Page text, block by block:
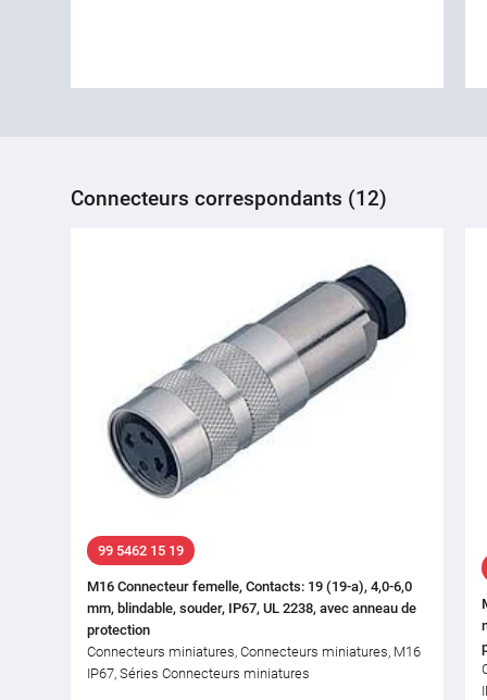
Connecteurs correspondants (12)
99 5462 15 19
M16 Connecteur femelle, Contacts: 19 (19-a), 4,0-6,0
mm, blindable, souder, IP67, UL 2238, avec anneau de
protection
Connecteurs miniatures, Connecteurs miniatures, M16
IP67, Séries Connecteurs miniatures